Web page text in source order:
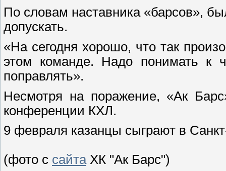
По словам наставника «барсов»,
допускать.
«На сегодня хорошо, что так
этом команде. Надо понимать к
поправлять».
Несмотря на поражение, «Ак
конференции КХЛ.
9 февраля казанцы сыграют в
(фото с сайтаХК "Ак Барс")